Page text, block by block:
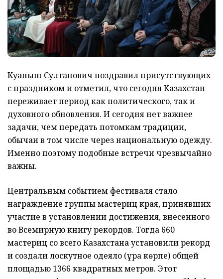
Куаныш Султанович поздравил присутствующих
с праздником и отметил, что сегодня Казахстан
переживает период как политического, так и
духовного обновления. И сегодня нет важнее
задачи, чем передать потомкам традиции,
обычаи в том числе через национальную одежду.
Именно поэтому подобные встречи чрезвычайно
важны.
Центральным событием фестиваля стало
награждение группы мастериц края, принявших
участие в установлении достижения, внесенного
во Всемирную книгу рекордов. Тогда 660
мастериц со всего Казахстана установили рекорд
и создали лоскутное одеяло (құрақ көрпе) общей
площадью 1366 квадратных метров. Этот